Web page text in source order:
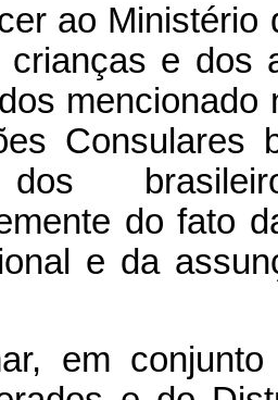
ao Ministério
crianças e dos
Consulares
dos
do fato
e da
em